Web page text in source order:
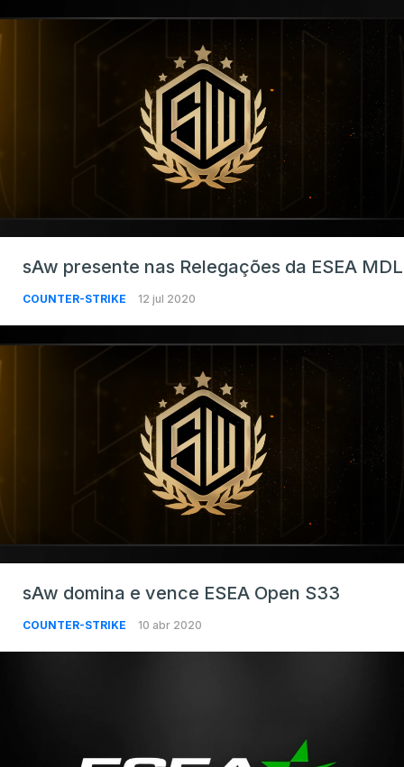
sAw presente nas Relegações da ESEA MDL
COUNTER-STRIKE 12 jul 2020
sAw domina e vence ESEA Open S33
COUNTER-STRIKE 10 abr 2020